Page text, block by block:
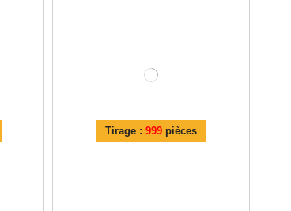
Tirage :999 pièces